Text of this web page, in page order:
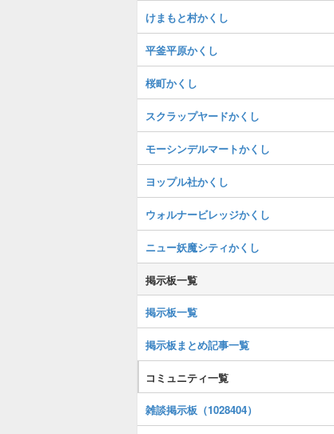
けまもと村かくし
平釜平原かくし
桜町かくし
スクラップヤードかくし
モーシンデルマートかくし
ヨップル社かくし
ウォルナービレッジかくし
ニュー妖魔シティかくし
掲示板一覧
掲示板一覧
掲示板まとめ記事一覧
コミュニティ一覧
雑談掲示板（1028404）